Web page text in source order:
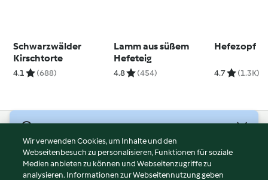
Schwarzwälder
Kirschtorte
4.1 (688)
Lamm aus süßem
Hefeteig
4.8 (454)
Hefezopf
4.7 (1.3K)
Nutzungsbedingungen
Datenschutzrichtlinien
Wir verwenden Cookies, um Inhalte und den
Webseitenbesuch zu personalisieren, Funktionen für soziale
Medien anbieten zu können und Webseitenzugriffe zu
analysieren. Informationen zur Webseitennutzung geben